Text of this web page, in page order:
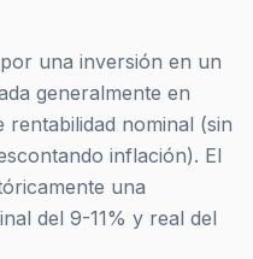
una inversión en un
generalmente en
rentabilidad nominal (sin
inflación). El
una
del 9-11% y real del